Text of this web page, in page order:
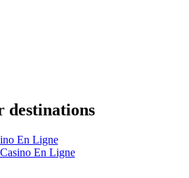
destinations
En Ligne
En Ligne